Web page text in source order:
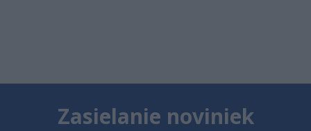
Zasielanie noviniek